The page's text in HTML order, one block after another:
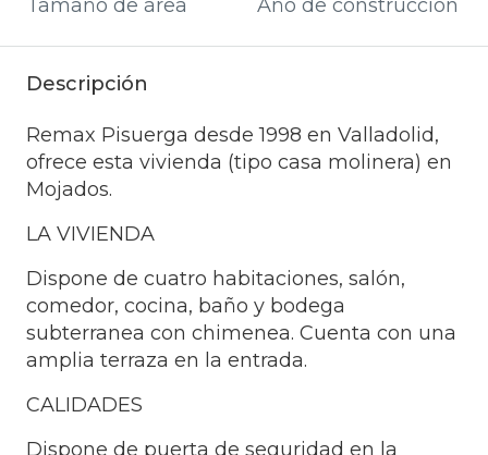
Tamaño de área
Año de construcción
Descripción
Remax Pisuerga desde 1998 en Valladolid,
ofrece esta vivienda (tipo casa molinera) en
Mojados.
LA VIVIENDA
Dispone de cuatro habitaciones, salón,
comedor, cocina, baño y bodega
subterranea con chimenea. Cuenta con una
amplia terraza en la entrada.
CALIDADES
Dispone de puerta de seguridad en la